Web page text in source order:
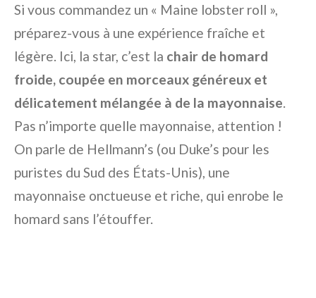
Si vous commandez un « Maine lobster roll »,
préparez-vous à une expérience fraîche et
légère. Ici, la star, c’est la chair de homard
froide, coupée en morceaux généreux et
délicatement mélangée à de la mayonnaise.
Pas n’importe quelle mayonnaise, attention !
On parle de Hellmann’s (ou Duke’s pour les
puristes du Sud des États-Unis), une
mayonnaise onctueuse et riche, qui enrobe le
homard sans l’étouffer.